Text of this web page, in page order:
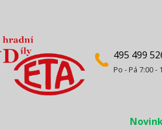
495 499
Po - Pá 7:00 -